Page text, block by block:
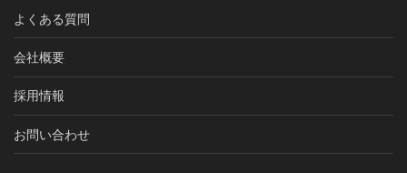
よくある質問
会社概要
採用情報
お問い合わせ